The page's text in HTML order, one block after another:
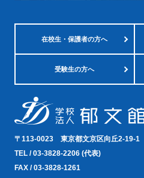
在校生・保護者の方へ
受験生の方へ
〒113-0023 東京都文京区向丘2-19-1
TEL /03-3828-2206 (代表)
FAX / 03-3828-1261